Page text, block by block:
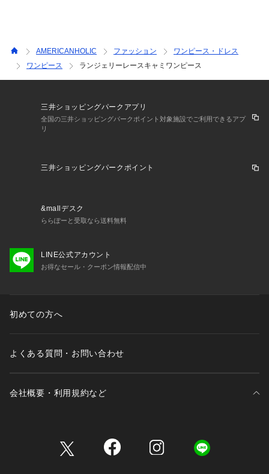
AMERICANHOLIC ファッション
ワンピース・ドレス
ワンピース
ランジェリーレースキャミワンピース
三井ショッピングパークアプリ
全国の三井ショッピングパークポイント対象施設でご利用できるアプ
リ
三井ショッピングパークポイント
&mallデスク
ららぽーと受取なら送料無料
LINE公式アカウント
お得なセール・クーポン情報配信中
初めての方へ
よくある質問・お問い合わせ
会社概要・利用規約など